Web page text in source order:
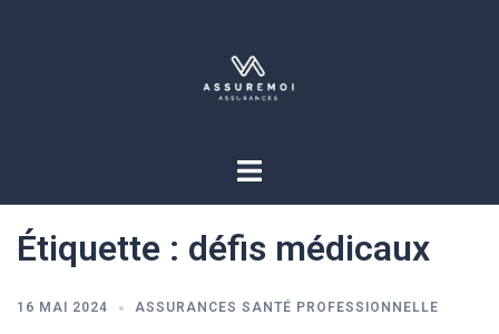
Étiquette : défis médicaux
16 MAI 2024 ASSURANCES SANTÉ PROFESSIONNELLE